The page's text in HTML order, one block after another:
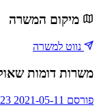
מיקום המשרה
נווט למשרה
משרות דומות
פורסם 2021-05-11 14:27:23